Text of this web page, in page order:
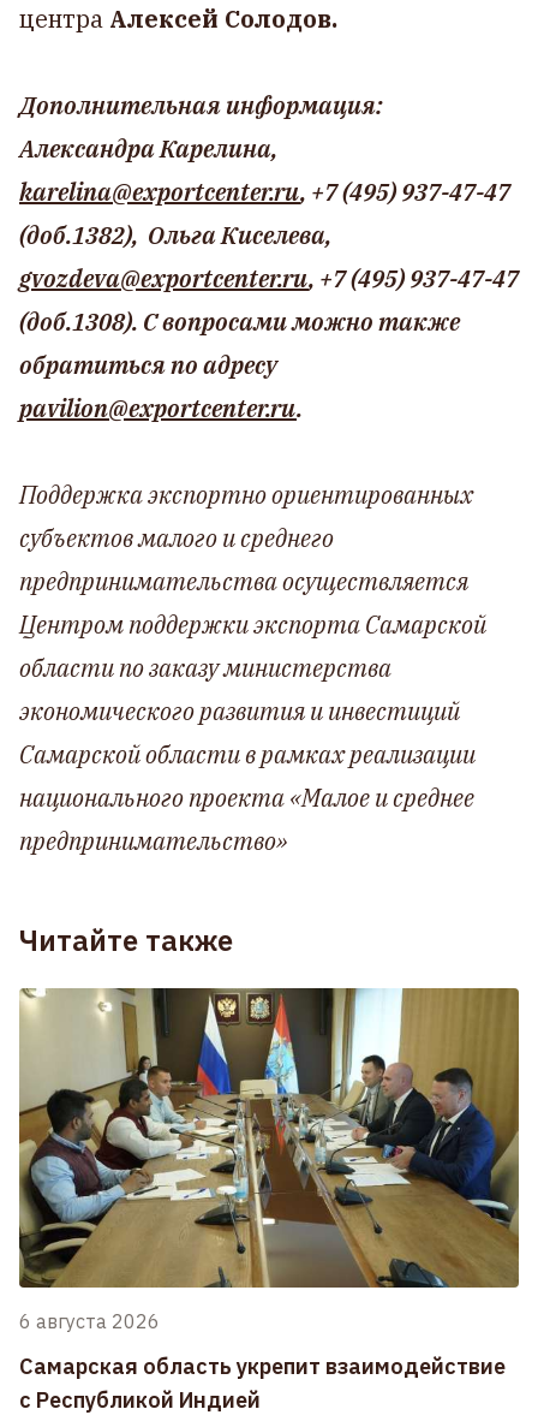
центра Алексей Солодов.
Дополнительная информация:
Александра Карелина,
karelina@exportcenter.ru, +7 (495) 937-47-47
(доб.1382), Ольга Киселева,
gvozdeva@exportcenter.ru, +7 (495) 937-47-47
(доб.1308). С вопросами можно также
обратиться по адресу
pavilion@exportcenter.ru.
Поддержка экспортно ориентированных
субъектов малого и среднего
предпринимательства осуществляется
Центром поддержки экспорта Самарской
области по заказу министерства
экономического развития и инвестиций
Самарской области в рамках реализации
национального проекта «Малое и среднее
предпринимательство»
Читайте также
6 августа 2026
Самарская область укрепит взаимодействие
с Республикой Индией